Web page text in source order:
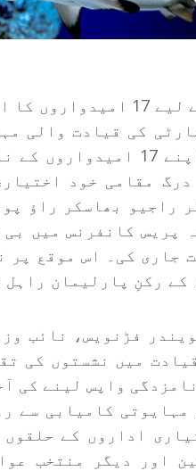
کی قیادت والی
روز قانون ساز کونسل انتخابات کے لیے
درگ مقامی خود
راجیو بھاسکر راؤ
پریس کانفرنس میں
جاری کی۔ اس موقع پر
رکنِ پارلیمان راہل
فڑنویس، نائب
میں نشستوں کی
انہوں نے کہا کہ 4 جون تک نامزدگی
کامیابی سے
اداروں کے حلقوں
اور دیگر منتخب